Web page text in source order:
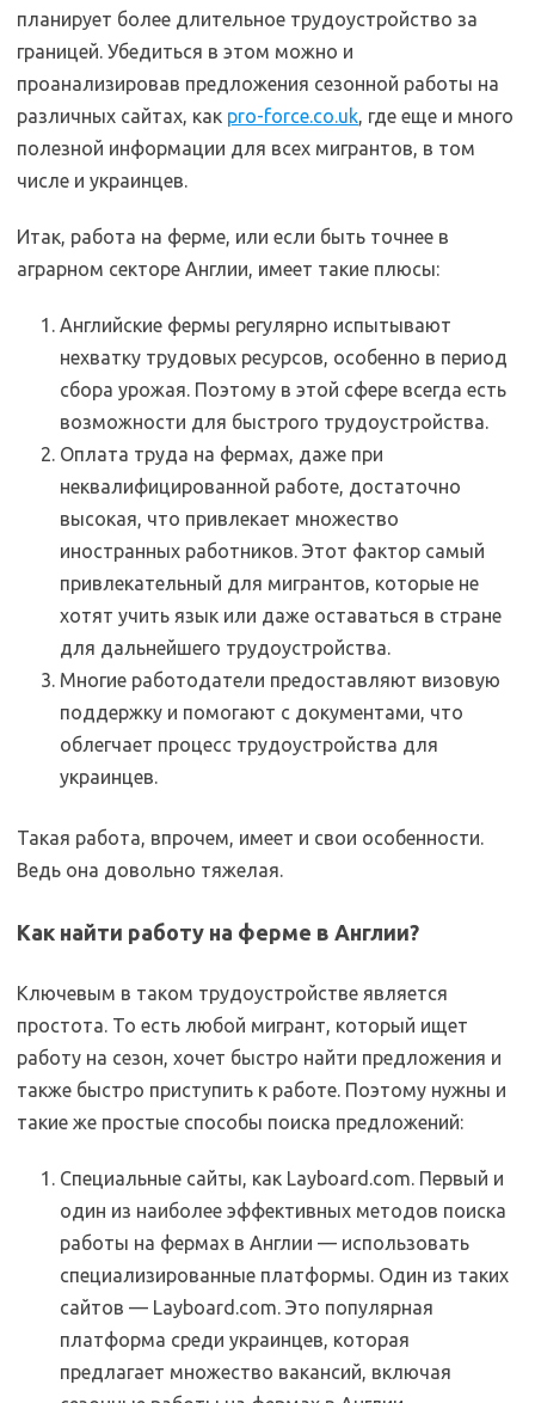
планирует более длительное трудоустройство за
границей. Убедиться в этом можно и
проанализировав предложения сезонной работы на
различных сайтах, как pro-force.co.uk, где еще и много
полезной информации для всех мигрантов, в том
числе и украинцев.
Итак, работа на ферме, или если быть точнее в
аграрном секторе Англии, имеет такие плюсы:
Английские фермы регулярно испытывают
нехватку трудовых ресурсов, особенно в период
сбора урожая. Поэтому в этой сфере всегда есть
возможности для быстрого трудоустройства.
Оплата труда на фермах, даже при
неквалифицированной работе, достаточно
высокая, что привлекает множество
иностранных работников. Этот фактор самый
привлекательный для мигрантов, которые не
хотят учить язык или даже оставаться в стране
для дальнейшего трудоустройства.
Многие работодатели предоставляют визовую
поддержку и помогают с документами, что
облегчает процесс трудоустройства для
украинцев.
Такая работа, впрочем, имеет и свои особенности.
Ведь она довольно тяжелая.
Как найти работу на ферме в Англии?
Ключевым в таком трудоустройстве является
простота. То есть любой мигрант, который ищет
работу на сезон, хочет быстро найти предложения и
также быстро приступить к работе. Поэтому нужны и
такие же простые способы поиска предложений:
Специальные сайты, как Layboard.com. Первый и
один из наиболее эффективных методов поиска
работы на фермах в Англии — использовать
специализированные платформы. Один из таких
сайтов — Layboard.com. Это популярная
платформа среди украинцев, которая
предлагает множество вакансий, включая